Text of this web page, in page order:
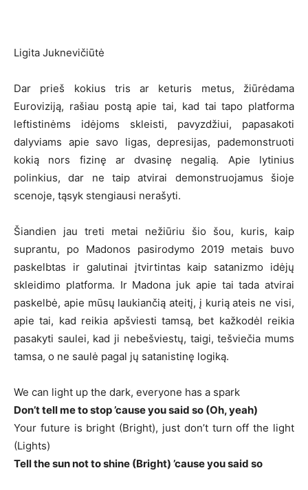
Ligita Juknevičiūtė
Dar prieš kokius tris ar keturis metus, žiūrėdama
Euroviziją, rašiau postą apie tai, kad tai tapo platforma
leftistinėms idėjoms skleisti, pavyzdžiui, papasakoti
dalyviams apie savo ligas, depresijas, pademonstruoti
kokią nors fizinę ar dvasinę negalią. Apie lytinius
polinkius, dar ne taip atvirai demonstruojamus šioje
scenoje, tąsyk stengiausi nerašyti.
Šiandien jau treti metai nežiūriu šio šou, kuris, kaip
suprantu, po Madonos pasirodymo 2019 metais buvo
paskelbtas ir galutinai įtvirtintas kaip satanizmo idėjų
skleidimo platforma. Ir Madona juk apie tai tada atvirai
paskelbė, apie mūsų laukiančią ateitį, į kurią ateis ne visi,
apie tai, kad reikia apšviesti tamsą, bet kažkodėl reikia
pasakyti saulei, kad ji nebešviestų, taigi, tešviečia mums
tamsa, o ne saulė pagal jų satanistinę logiką.
We can light up the dark, everyone has a spark
Don’t tell me to stop ’cause you said so (Oh, yeah)
Your future is bright (Bright), just don’t turn off the light
(Lights)
Tell the sun not to shine (Bright) ’cause you said so